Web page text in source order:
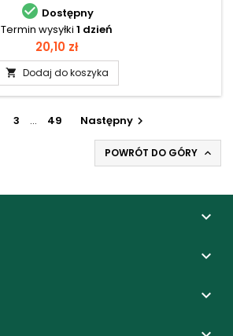
 Dostępny
Termin wysyłki 1 dzień
Cena
20,10 zł
 Dodaj do koszyka
3 … 49 Następny
POWRÓT DO GÓRY 


